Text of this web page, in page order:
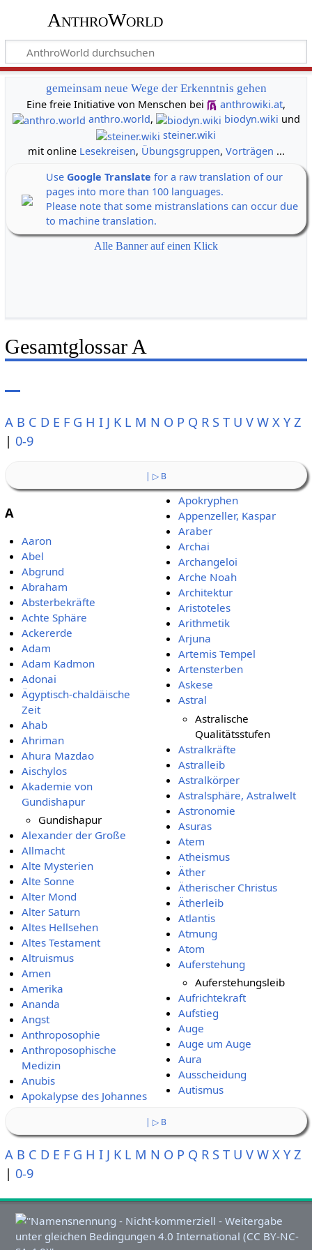
AnthroWorld
gemeinsam neue Wege der Erkenntnis gehen
Eine freie Initiative von Menschen bei
anthrowiki.at,
anthro.world, biodyn.wiki und
steiner.wiki
mit online Lesekreisen, Übungsgruppen, Vorträgen ...
Use Google Translate for a raw translation of our
pages into more than 100 languages.
Please note that some mistranslations can occur due
to machine translation.
Alle Banner auf einen Klick
Gesamtglossar A
A B C D E F G H I J K L M N O P Q R S T U V W X Y Z
| 0-9
| ▷ B
A
Aaron
Abel
Abgrund
Abraham
Absterbekräfte
Achte Sphäre
Ackererde
Adam
Adam Kadmon
Adonai
Ägyptisch-chaldäische
Zeit
Ahab
Ahriman
Ahura Mazdao
Aischylos
Akademie von
Gundishapur
Gundishapur
Alexander der Große
Allmacht
Alte Mysterien
Alte Sonne
Alter Mond
Alter Saturn
Altes Hellsehen
Altes Testament
Altruismus
Amen
Amerika
Ananda
Angst
Anthroposophie
Anthroposophische
Medizin
Anubis
Apokalypse des Johannes
Apokryphen
Appenzeller, Kaspar
Araber
Archai
Archangeloi
Arche Noah
Architektur
Aristoteles
Arithmetik
Arjuna
Artemis Tempel
Artensterben
Askese
Astral
Astralische
Qualitätsstufen
Astralkräfte
Astralleib
Astralkörper
Astralsphäre, Astralwelt
Astronomie
Asuras
Atem
Atheismus
Äther
Ätherischer Christus
Ätherleib
Atlantis
Atmung
Atom
Auferstehung
Auferstehungsleib
Aufrichtekraft
Aufstieg
Auge
Auge um Auge
Aura
Ausscheidung
Autismus
| ▷ B
A B C D E F G H I J K L M N O P Q R S T U V W X Y Z
| 0-9